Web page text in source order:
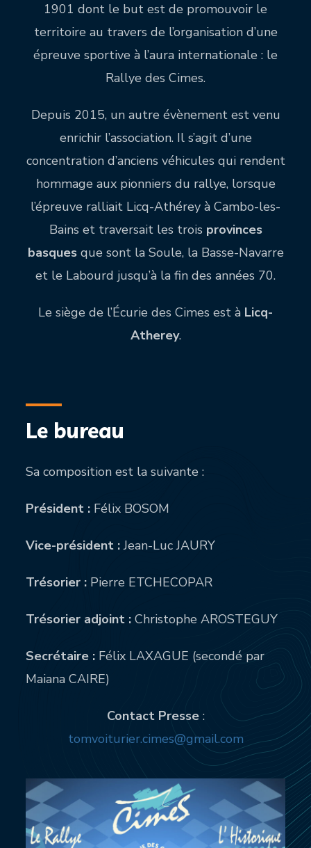
1901 dont le but est de promouvoir le
territoire au travers de l’organisation d’une
épreuve sportive à l’aura internationale : le
Rallye des Cimes.
Depuis 2015, un autre évènement est venu
enrichir l’association. Il s’agit d’une
concentration d’anciens véhicules qui rendent
hommage aux pionniers du rallye, lorsque
l’épreuve ralliait Licq-Athérey à Cambo-les-
Bains et traversait les trois provinces
basquesque sont la Soule, la Basse-Navarre
et le Labourd jusqu’à la fin des années 70.
Le siège de l’Écurie des Cimes est à Licq-
Atherey.
Le bureau
Sa composition est la suivante :
Président : Félix BOSOM
Vice-président :Jean-Luc JAURY
Trésorier : Pierre ETCHECOPAR
Trésorier adjoint :Christophe AROSTEGUY
Secrétaire : Félix LAXAGUE (secondé par
Maiana CAIRE)
Contact Presse:
tomvoiturier.cimes@gmail.com